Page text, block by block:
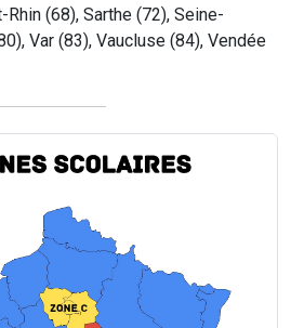
Rhin (68), Sarthe (72), Seine-
Var (83), Vaucluse (84), Vendée